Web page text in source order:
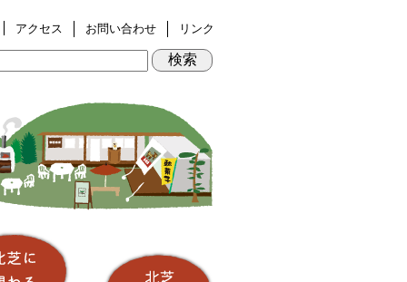
アクセス お問い合わせ リンク